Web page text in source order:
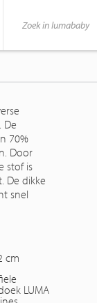
De
70%
Door
stof is
De dikke
snel
cm
LUMA